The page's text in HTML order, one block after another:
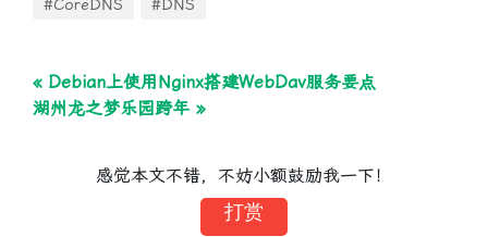
#CoreDNS #DNS
« Debian上使用Nginx搭建WebDav服务要点
湖州龙之梦乐园跨年 »
感觉本文不错，不妨小额鼓励我一下！
打赏